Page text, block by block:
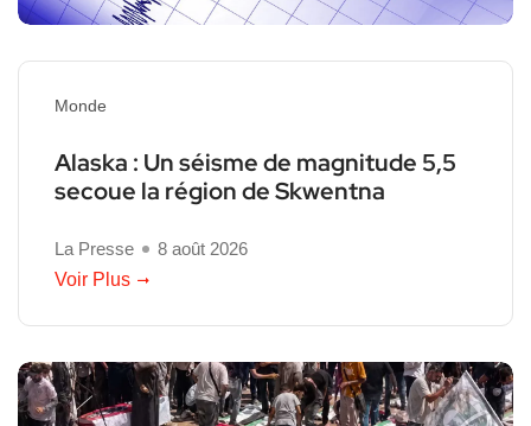
Monde
Alaska : Un séisme de magnitude 5,5
secoue la région de Skwentna
La Presse
8 août 2026
Voir Plus